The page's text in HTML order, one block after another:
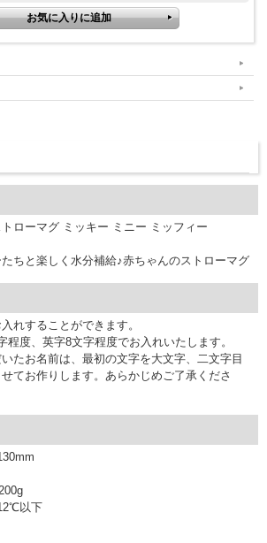
ローマグ ミッキー ミニー ミッフィー
ちと楽しく水分補給♪赤ちゃんのストローマグ
れすることができます。
程度、英字8文字程度でお入れいたします。
たお名前は、最初の文字を大文字、二文字目
てお作りします。あらかじめご了承くださ
以下